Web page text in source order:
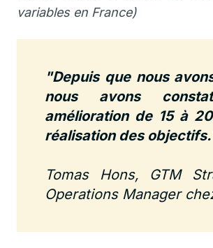
variables en France)
"Depuis que nous
nous avons
amélioration de 15 à
réalisation des
Tomas Hons, GTM
Operations Manager